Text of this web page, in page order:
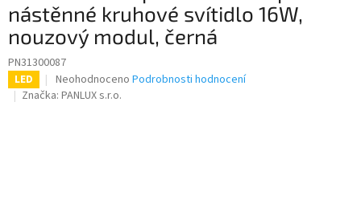
nástěnné kruhové svítidlo 16W,
nouzový modul, černá
PN31300087
LED
Průměrné
hodnocení
Neohodnoceno Podrobnosti hodnocení
Značka: PANLUX s.r.o.